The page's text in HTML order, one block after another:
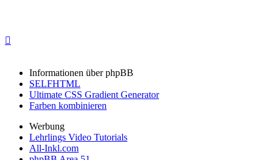
Informationen über phpBB
SELFHTML
Ultimate CSS Gradient Generator
Farben kombinieren
Werbung
Lehrlings Video Tutorials
All-Inkl.com